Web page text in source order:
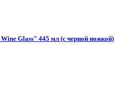
Glass" 445 мл (с черной ножкой)